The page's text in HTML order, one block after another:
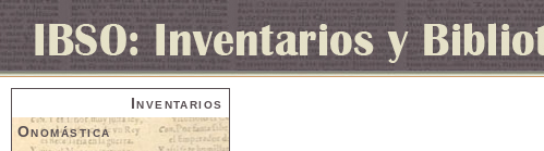
Inventarios
Onomástica